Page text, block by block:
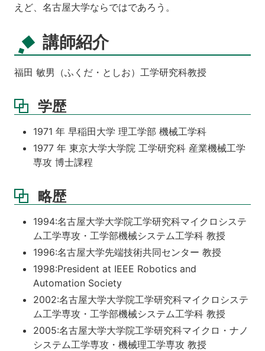
えど、名古屋大学ならではであろう。
講師紹介
福田 敏男（ふくだ・としお）工学研究科教授
学歴
1971 年 早稲田大学 理工学部 機械工学科
1977 年 東京大学大学院 工学研究科 産業機械工学
専攻 博士課程
略歴
1994:名古屋大学大学院工学研究科マイクロシステ
ム工学専攻・工学部機械システム工学科 教授
1996:名古屋大学先端技術共同センター 教授
1998:President at IEEE Robotics and
Automation Society
2002:名古屋大学大学院工学研究科マイクロシステ
ム工学専攻・工学部機械システム工学科 教授
2005:名古屋大学大学院工学研究科マイクロ・ナノ
システム工学専攻・機械理工学専攻 教授